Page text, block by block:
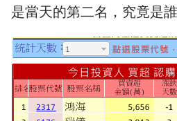
是當天的第二名，究竟是